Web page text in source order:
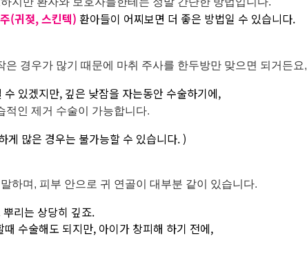
(귀젖, 스킨텍) 환아들이 어찌보면 더 좋은 방법일 수 있습니다.
경우가 많기 때문에 마취 주사를 한두방만 맞으면 되거든요,
있겠지만, 깊은 낮잠을 자는동안 수술하기에,
적인 제거 수술이 가능합니다.
게 많은 경우는 불가능할 수 있습니다. )
하며, 피부 안으로 귀 연골이 대부분 같이 있습니다.
뿌리는 상당히 깊죠.
수술해도 되지만, 아이가 창피해 하기 전에,